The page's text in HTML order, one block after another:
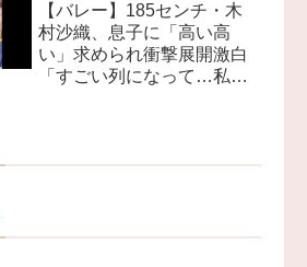
【バレー】185センチ・木
村沙織、息子に「高い高
い」求められ衝撃展開激白
「すごい列になって…私ア